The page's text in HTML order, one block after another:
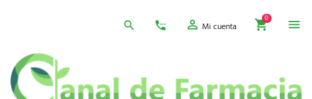
Mi cuenta
0